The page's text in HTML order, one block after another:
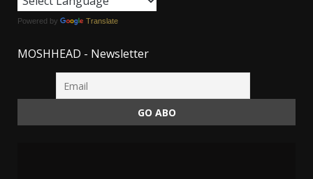
Powered by Translate
MOSHHEAD - Newsletter